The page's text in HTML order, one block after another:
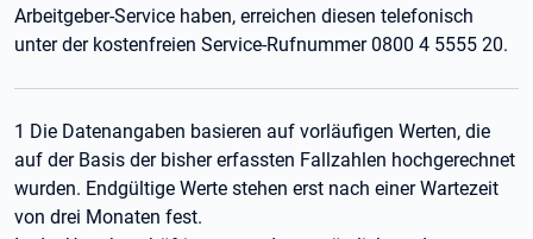
Arbeitgeber-Service haben, erreichen diesen telefonisch
unter der kostenfreien Service-Rufnummer 0800 4 5555 20.
1 Die Datenangaben basieren auf vorläufigen Werten, die
auf der Basis der bisher erfassten Fallzahlen hochgerechnet
wurden. Endgültige Werte stehen erst nach einer Wartezeit
von drei Monaten fest.